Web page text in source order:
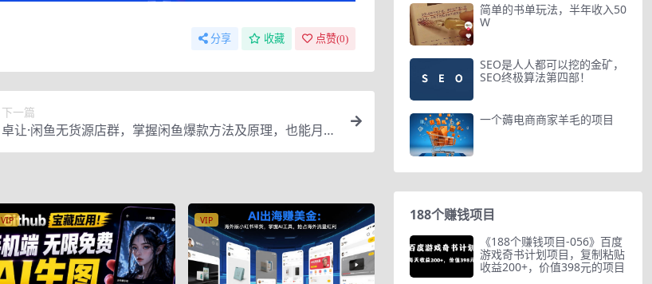
分享 收藏 点赞(0)
下一篇
卓让·闲鱼无货源店群，掌握闲鱼爆款方法及原理，也能月入
过万
VIP VIP
简单的书单玩法，半年收入50
W
SEO是人人都可以挖的金矿，
SEO终极算法第四部！
一个薅电商商家羊毛的项目
188个赚钱项目
《188个赚钱项目-056》百度
游戏奇书计划项目，复制粘贴
收益200+，价值398元的项目